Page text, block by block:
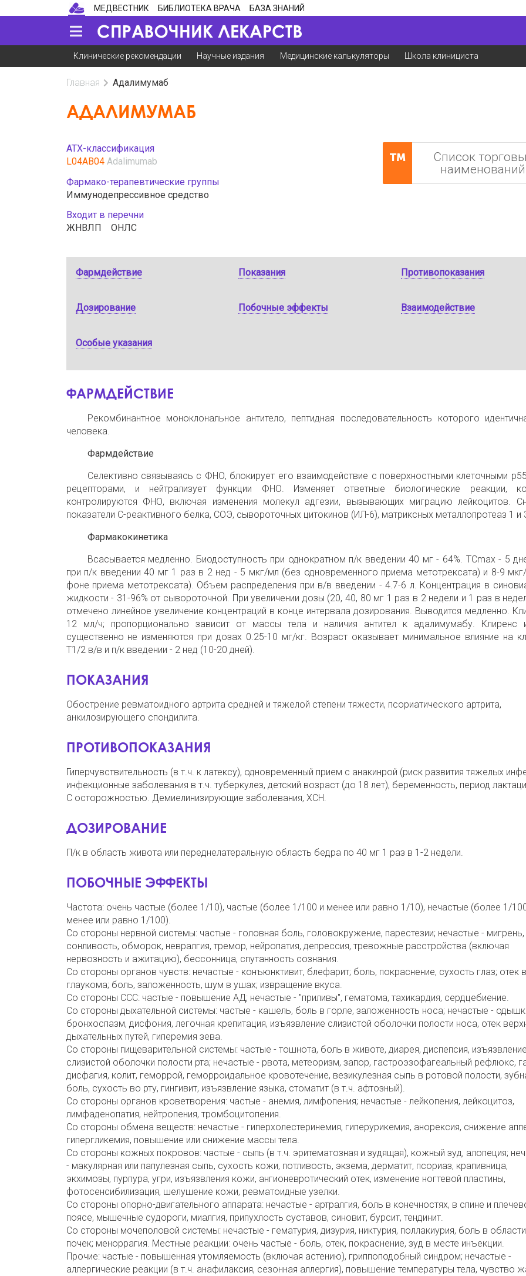
МЕДВЕСТНИК БИБЛИОТЕКА ВРАЧА БАЗА ЗНАНИЙ
Клинические рекомендации Научные издания Медицинские калькуляторы Школа клинициста
Главная Адалимумаб
АДАЛИМУМАБ
Список
наименований
АТХ-классификация
L04AB04 Adalimumab
Фармако-терапевтические группы
Иммунодепрессивное средство
Входит в перечни
ЖНВЛП
ОНЛС
Фармдействие Показания Противопоказания
Дозирование Побочные эффекты Взаимодействие
Особые указания
ФАРМДЕЙСТВИЕ
Рекомбинантное моноклональное антитело, пептидная последовательность которого
человека.
Фармдействие
Селективно связываясь с ФНО, блокирует его взаимодействие с поверхностными клеточными
рецепторами, и нейтрализует функции ФНО. Изменяет ответные биологические реакции,
контролируются ФНО, включая изменения молекул адгезии, вызывающих миграцию лейкоцитов.
показатели С-реактивного белка, СОЭ, сывороточных цитокинов (ИЛ-6), матриксных металлопротеаз 1 и
Фармакокинетика
Всасывается медленно. Биодоступность при однократном п/к введении 40 мг - 64%. ТСmax - 5
при п/к введении 40 мг 1 раз в 2 нед - 5 мкг/мл (без одновременного приема метотрексата) и 8-9
фоне приема метотрексата). Объем распределения при в/в введении - 4.7-6 л. Концентрация в
жидкости - 31-96% от сывороточной. При увеличении дозы (20, 40, 80 мг 1 раз в 2 недели и 1 раз в
отмечено линейное увеличение концентраций в конце интервала дозирования. Выводится медленно.
12 мл/ч; пропорционально зависит от массы тела и наличия антител к адалимумабу. Клиренс
существенно не изменяются при дозах 0.25-10 мг/кг. Возраст оказывает минимальное влияние на
Т1/2 в/в и п/к введении - 2 нед (10-20 дней).
ПОКАЗАНИЯ
Обострение ревматоидного артрита средней и тяжелой степени тяжести, псориатического артрита,
анкилозирующего спондилита.
ПРОТИВОПОКАЗАНИЯ
Гиперчувствительность (в т.ч. к латексу), одновременный прием с анакинрой (риск развития тяжелых
инфекционные заболевания в т.ч. туберкулез, детский возраст (до 18 лет), беременность, период
С осторожностью. Демиелинизирующие заболевания, ХСН.
ДОЗИРОВАНИЕ
П/к в область живота или переднелатеральную область бедра по 40 мг 1 раз в 1-2 недели.
ПОБОЧНЫЕ ЭФФЕКТЫ
Частота: очень частые (более 1/10), частые (более 1/100 и менее или равно 1/10), нечастые (более 1/
менее или равно 1/100).
Со стороны нервной системы: частые - головная боль, головокружение, парестезии; нечастые - мигрень,
сонливость, обморок, невралгия, тремор, нейропатия, депрессия, тревожные расстройства (включая
нервозность и ажитацию), бессонница, спутанность сознания.
Со стороны органов чувств: нечастые - конъюнктивит, блефарит; боль, покраснение, сухость глаз; отек
глаукома; боль, заложенность, шум в ушах; извращение вкуса.
Со стороны ССС: частые - повышение АД; нечастые - "приливы", гематома, тахикардия, сердцебиение.
Со стороны дыхательной системы: частые - кашель, боль в горле, заложенность носа; нечастые -
бронхоспазм, дисфония, легочная крепитация, изъязвление слизистой оболочки полости носа, отек
дыхательных путей, гиперемия зева.
Со стороны пищеварительной системы: частые - тошнота, боль в животе, диарея, диспепсия, изъязвление
слизистой оболочки полости рта; нечастые - рвота, метеоризм, запор, гастроэзофагеальный рефлюкс,
дисфагия, колит, геморрой, геморроидальное кровотечение, везикулезная сыпь в ротовой полости,
боль, сухость во рту, гингивит, изъязвление языка, стоматит (в т.ч. афтозный).
Со стороны органов кроветворения: частые - анемия, лимфопения; нечастые - лейкопения, лейкоцитоз,
лимфаденопатия, нейтропения, тромбоцитопения.
Со стороны обмена веществ: нечастые - гиперхолестеринемия, гиперурикемия, анорексия, снижение
гипергликемия, повышение или снижение массы тела.
Со стороны кожных покровов: частые - сыпь (в т.ч. эритематозная и зудящая), кожный зуд, алопеция;
- макулярная или папулезная сыпь, сухость кожи, потливость, экзема, дерматит, псориаз, крапивница,
экхимозы, пурпура, угри, изъязвления кожи, ангионевротический отек, изменение ногтевой пластины,
фотосенсибилизация, шелушение кожи, ревматоидные узелки.
Со стороны опорно-двигательного аппарата: нечастые - артралгия, боль в конечностях, в спине и
поясе, мышечные судороги, миалгия, припухлость суставов, синовит, бурсит, тендинит.
Со стороны мочеполовой системы: нечастые - гематурия, дизурия, никтурия, поллакиурия, боль в области
почек; меноррагия. Местные реакции: очень частые - боль, отек, покраснение, зуд в месте инъекции.
Прочие: частые - повышенная утомляемость (включая астению), гриппоподобный синдром; нечастые -
аллергические реакции (в т.ч. анафилаксия, сезонная аллергия), повышение температуры тела, чувство